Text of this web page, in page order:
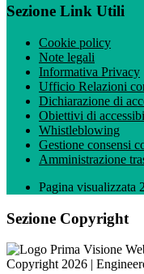
Sezione Link Utili
Cookie policy
Note legali
Informativa Privacy
Ufficio Relazioni
Dichiarazione di
Obiettivi di
Whistleblowing
Gestione consensi
Amministrazione
Pagina visualizzata
Sezione Copyright
Copyright 2026 |